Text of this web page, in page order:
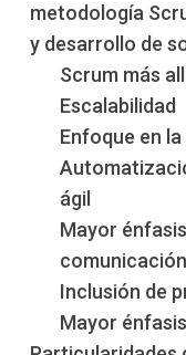
metodología
y desarrollo de
Scrum más
Escalabilidad
Enfoque en
ágil
Mayor
comunicación
Inclusión de
Mayor